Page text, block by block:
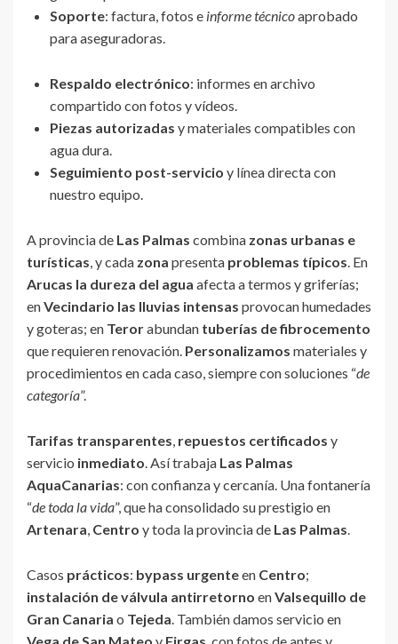
Soporte: factura, fotos e informe técnicoaprobado
para aseguradoras.
Respaldo electrónico: informes en archivo
compartido con fotos y vídeos.
Piezas autorizadas y materiales compatibles con
agua dura.
Seguimiento post-servicio y línea directa con
nuestro equipo.
A provincia de Las Palmas combina zonas urbanas e
turísticas, y cada zona presenta problemas típicos. En
Arucas la dureza del agua afecta a termos y griferías;
enVecindario las lluvias intensas provocan humedades
y goteras; en Terorabundan tuberías de fibrocemento
que requieren renovación. Personalizamos materiales y
procedimientos en cada caso, siempre con soluciones “de
categoría”.
Tarifas transparentes, repuestos certificados y
servicio inmediato. Así trabaja Las Palmas
AquaCanarias: con confianza y cercanía. Una fontanería
“de toda la vida”, que ha consolidado su prestigio en
Artenara, Centro y toda la provincia de Las Palmas.
Casos prácticos: bypass urgenteen Centro;
instalación de válvula antirretorno enValsequillo de
Gran Canaria o Tejeda. También damos servicio en